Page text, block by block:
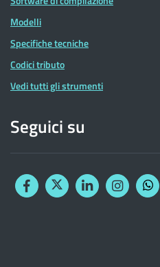
Modelli
Specifiche tecniche
Codici tributo
Vedi tutti gli strumenti
Seguici su
FacebookTwitterLinkedinInstagram